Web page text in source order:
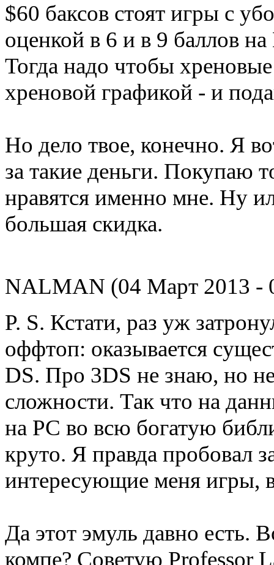
$60 баксов стоят игры с
оценкой в 6 и в 9 баллов
Тогда надо чтобы
хреновой графикой - и
Но дело твое, конечно. Я
за такие деньги. Покупаю
нравятся именно мне. Ну
большая скидка.
NALMAN (04 Март 2013 -
P. S. Кстати, раз уж
оффтоп: оказывается
DS. Про 3DS не знаю, но
сложности. Так что на
на PC во всю богатую
круто. Я правда пробовал
интересующие меня игры,
Да этот эмуль давно есть.
компе? Советую Professor